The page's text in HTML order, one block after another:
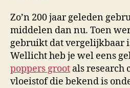
Zo’n 200 jaar geleden
middelen dan nu. Toen
gebruikt dat vergelijkbaar
Wellicht heb je wel eens
poppers groot als research
vloeistof die bekend is